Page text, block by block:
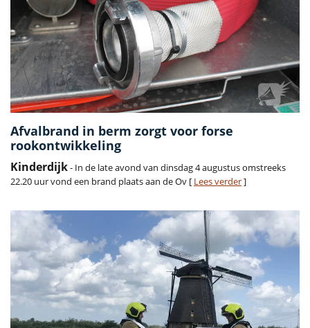
Afvalbrand in berm zorgt voor forse
rookontwikkeling
Kinderdijk- In de late avond van dinsdag 4 augustus omstreeks
22.20 uur vond een brand plaats aan de Ov [ Lees verder]